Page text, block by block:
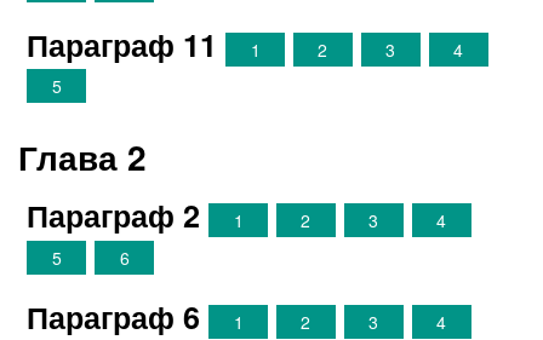
Параграф 11 1 2 3
4
5
Глава 2
Параграф 2 1 2 3
4
5
6
Параграф 6 1 2 3
4